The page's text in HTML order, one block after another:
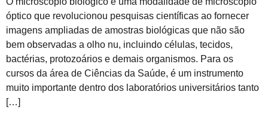
óptico que revolucionou pesquisas científicas ao fornecer
imagens ampliadas de amostras biológicas que não são
bem observadas a olho nu, incluindo células, tecidos,
bactérias, protozoários e demais organismos. Para os
cursos da área de Ciências da Saúde, é um instrumento
muito importante dentro dos laboratórios universitários tanto
[…]